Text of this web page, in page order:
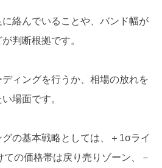
絡んでいることや、バンド幅が
判断根拠です。
ィングを行うか、相場の放れを
場面です。
の基本戦略としては、＋1σライ
の価格帯は戻り売りゾーン、－